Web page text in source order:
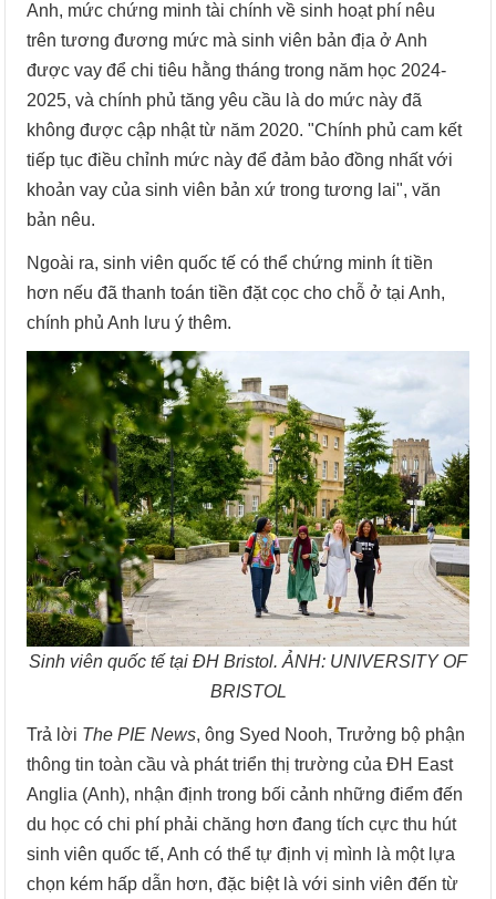
Anh, mức chứng minh tài chính về sinh hoạt phí nêu
trên tương đương mức mà sinh viên bản địa ở Anh
được vay để chi tiêu hằng tháng trong năm học 2024-
2025, và chính phủ tăng yêu cầu là do mức này đã
không được cập nhật từ năm 2020. "Chính phủ cam kết
tiếp tục điều chỉnh mức này để đảm bảo đồng nhất với
khoản vay của sinh viên bản xứ trong tương lai", văn
bản nêu.
Ngoài ra, sinh viên quốc tế có thể chứng minh ít tiền
hơn nếu đã thanh toán tiền đặt cọc cho chỗ ở tại Anh,
chính phủ Anh lưu ý thêm.
Sinh viên quốc tế tại ĐH Bristol. ẢNH: UNIVERSITY OF
BRISTOL
Trả lời The PIE News, ông Syed Nooh, Trưởng bộ phận
thông tin toàn cầu và phát triển thị trường của ĐH East
Anglia (Anh), nhận định trong bối cảnh những điểm đến
du học có chi phí phải chăng hơn đang tích cực thu hút
sinh viên quốc tế, Anh có thể tự định vị mình là một lựa
chọn kém hấp dẫn hơn, đặc biệt là với sinh viên đến từ